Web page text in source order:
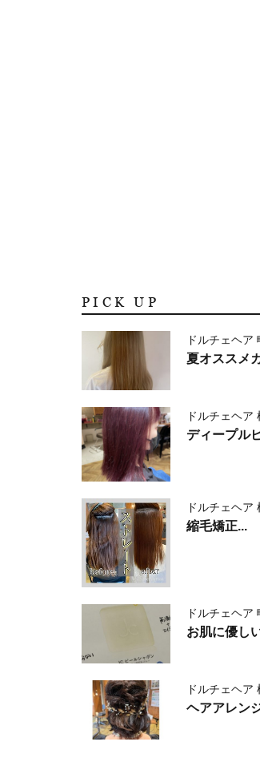
PICK UP
ドルチェヘア
夏オススメ
ドルチェヘア
ディープル
ドルチェヘア
縮毛矯正...
ドルチェヘア
お肌に優し
ドルチェヘア
ヘアアレン